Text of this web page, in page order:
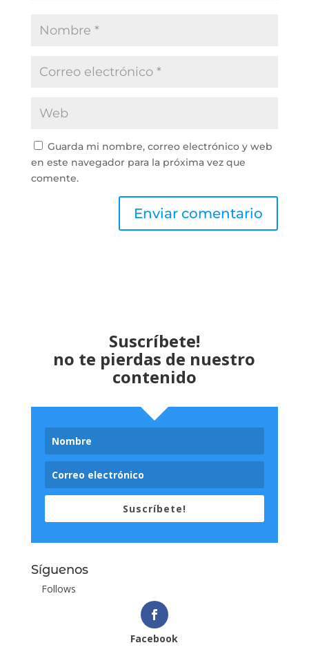
Guarda mi nombre, correo electrónico y web
en este navegador para la próxima vez que
comente.
Suscríbete!
no te pierdas de nuestro
contenido
Suscríbete!
Síguenos
Follows
Facebook